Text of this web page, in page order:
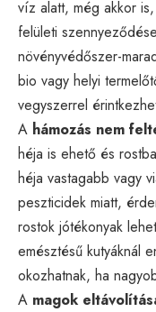
víz alatt, még akkor
felületi
növényvédőszer-
bio vagy helyi
vegyszerrel
A hámozás nem
héja is ehető és
héja vastagabb vagy
peszticidek miatt,
rostok jótékonyak
emésztésű kutyáknál
okozhatnak, ha
A magok